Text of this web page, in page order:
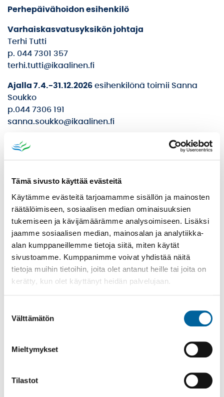
Tämä sivusto käyttää evästeitä
Käytämme evästeitä tarjoamamme sisällön ja mainosten
räätälöimiseen, sosiaalisen median ominaisuuksien
tukemiseen ja kävijämäärämme analysoimiseen. Lisäksi
jaamme sosiaalisen median, mainosalan ja analytiikka-
alan kumppaneillemme tietoja siitä, miten käytät
sivustoamme. Kumppanimme voivat yhdistää näitä
tietoja muihin tietoihin, joita olet antanut heille tai joita on
kerätty, kun olet käyttänyt heidän palvelujaan.
valinta
Välttämätön
Mieltymykset
Tilastot
VARHAISKASVATUS
AJANKOHTAISET TIEDOTTEET
KOTIHOIDON TUKI JA YKSITYINEN VARHAISKASVATUS
LIIKKUVA PERHE IKAALISISSA
LOMAKKEET
TEVANIEMEN RYHMÄPERHEPÄIVÄHOITO
Perhepäivähoidon esihenkilö
Varhaiskasvatusyksikön johtaja
Terhi Tutti
p. 044 7301 357
terhi.tutti@ikaalinen.fi
Ajalla 7.4.-31.12.2026 esihenkilönä toimii Sanna
Soukko
p.044 7306 191
sanna.soukko@ikaalinen.fi